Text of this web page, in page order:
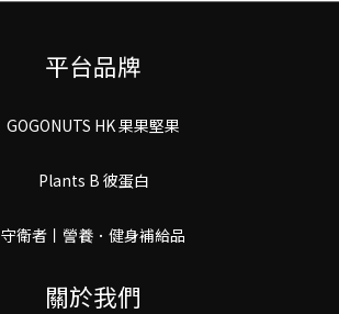
平台品牌
GOGONUTS HK 果果堅果
Plants B 彼蛋白
守衛者丨謍養．健身補給品
關於我們